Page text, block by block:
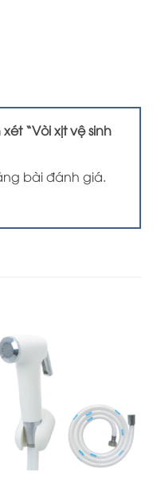
“Vòi xịt vệ sinh
bài đánh giá.